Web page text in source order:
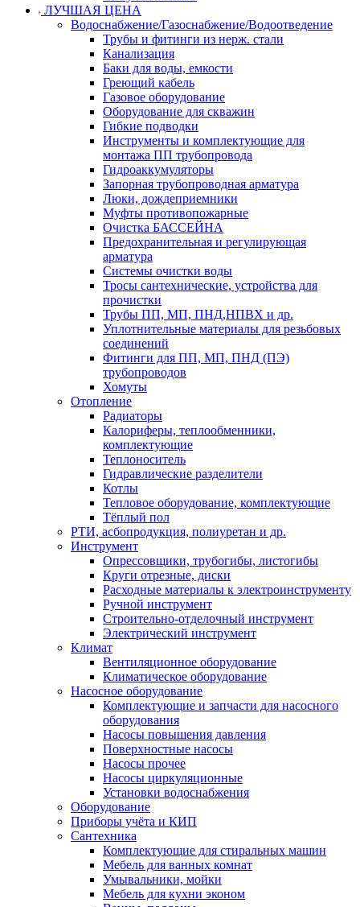
ЛУЧШАЯ ЦЕНА
Водоснабжение/Газоснабжение/Водоотведение
Трубы и фитинги из нерж. стали
Канализация
Баки для воды, емкости
Греющий кабель
Газовое оборудование
Оборудование для скважин
Гибкие подводки
Инструменты и комплектующие для
монтажа ПП трубопровода
Гидроаккумуляторы
Запорная трубопроводная арматура
Люки, дождеприемники
Муфты противопожарные
Очистка БАССЕЙНА
Предохранительная и регулирующая
арматура
Системы очистки воды
Тросы сантехнические, устройства для
прочистки
Трубы ПП, МП, ПНД,НПВХ и др.
Уплотнительные материалы для резьбовых
соединений
Фитинги для ПП, МП, ПНД (ПЭ)
трубопроводов
Хомуты
Отопление
Радиаторы
Калориферы, теплообменники,
комплектующие
Теплоноситель
Гидравлические разделители
Котлы
Тепловое оборудование, комплектующие
Тёплый пол
РТИ, асбопродукция, полиуретан и др.
Инструмент
Опрессовщики, трубогибы, листогибы
Круги отрезные, диски
Расходные материалы к электроинструменту
Ручной инструмент
Строительно-отделочный инструмент
Электрический инструмент
Климат
Вентиляционное оборудование
Климатическое оборудование
Насосное оборудование
Комплектующие и запчасти для насосного
оборудования
Насосы повышения давления
Поверхностные насосы
Насосы прочее
Насосы циркуляционные
Установки водоснабжения
Оборудование
Приборы учёта и КИП
Сантехника
Комплектующие для стиральных машин
Мебель для ванных комнат
Умывальники, мойки
Мебель для кухни эконом